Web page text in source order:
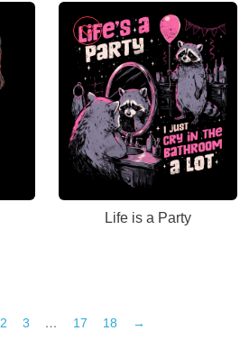
Life is a Party
2 3 … 17 18 →